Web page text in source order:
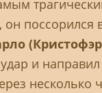
он
и